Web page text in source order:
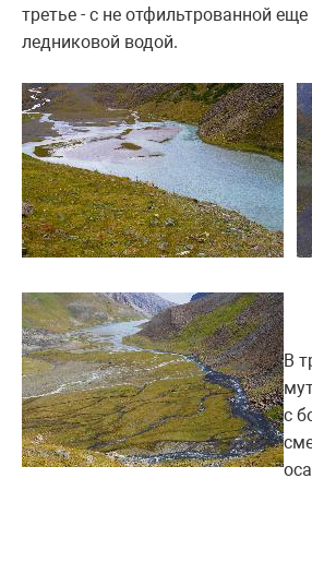
третье - с не отфильтрованной
ледниковой водой.
В
с